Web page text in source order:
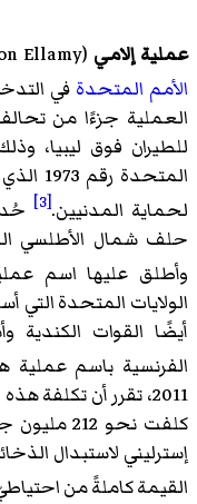
عملية إلامي (
Ellamy
الأمم المتحدة في
العملية جزءًا من
للطيران فوق ليبيا،
لحماية المدنيين.[3]
حلف شمال الأطلسي
وأطلق عليها اسم
الولايات المتحدة
أيضًا القوات الكندية
الفرنسية باسم عملية
2011، تقرر أن تكلفة
إسترليني لاستبدال
القيمة كاملةً من